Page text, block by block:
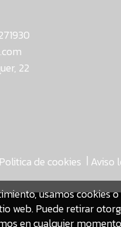
22
Politica de cookies | Aviso
usamos cookies
web. Puede retirar
en cualquier